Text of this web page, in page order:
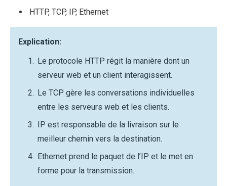
HTTP, TCP, IP, Ethernet
Explication:
Le protocole HTTP régit la manière dont un
serveur web et un client interagissent.
Le TCP gère les conversations individuelles
entre les serveurs web et les clients.
IP est responsable de la livraison sur le
meilleur chemin vers la destination.
Ethernet prend le paquet de l’IP et le met en
forme pour la transmission.